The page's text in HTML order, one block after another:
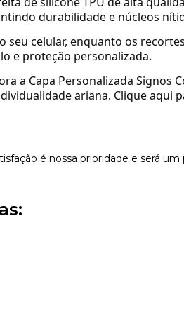
durabilidade e núcleos
celular, enquanto os
e proteção personalizada.
a Capa Personalizada Signos
ariana. Clique aqui
é nossa prioridade e será